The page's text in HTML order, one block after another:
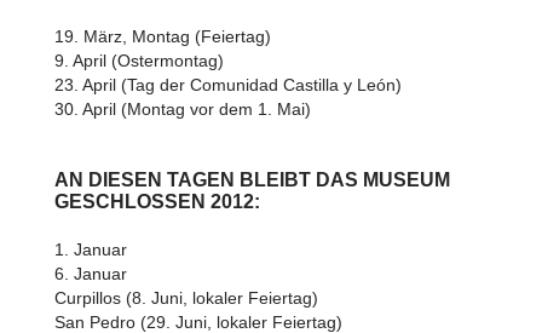
19. März, Montag (Feiertag)
9. April (Ostermontag)
23. April (Tag der Comunidad Castilla y León)
30. April (Montag vor dem 1. Mai)
AN DIESEN TAGEN BLEIBT DAS MUSEUM
GESCHLOSSEN 2012:
1. Januar
6. Januar
Curpillos (8. Juni, lokaler Feiertag)
San Pedro (29. Juni, lokaler Feiertag)